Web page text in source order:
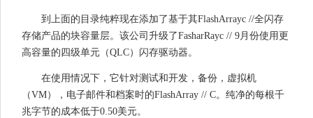
到上面的目录纯粹现在添加了基于其FlashArrayc //全闪存
存储产品的块容量层。该公司升级了FasharRayc // 9月份使用更
高容量的四级单元（QLC）闪存驱动器。
在使用情况下，它针对测试和开发，备份，虚拟机
（VM），电子邮件和档案时的FlashArray // C。纯净的每根千
兆字节的成本低于0.50美元。